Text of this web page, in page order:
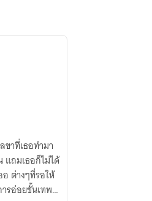
าที่เธอทำมา
แถมเธอก็ไม่ได้
ต่างๆที่รอให้